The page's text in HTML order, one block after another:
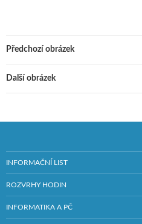
Předchozí obrázek
Další obrázek
INFORMAČNÍ LIST
ROZVRHY HODIN
INFORMATIKA A PČ